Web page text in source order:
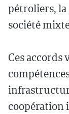
pétroliers, la
société
Ces
coopération